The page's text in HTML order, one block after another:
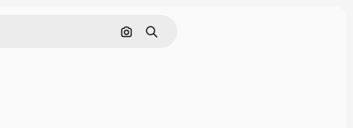
Pesquisar por imagem
Buscar